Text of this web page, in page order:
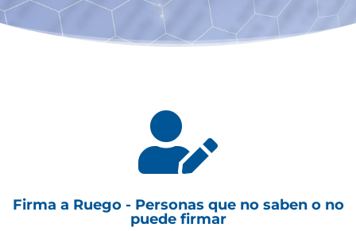

Firma a Ruego - Personas que no saben o no
puede firmar